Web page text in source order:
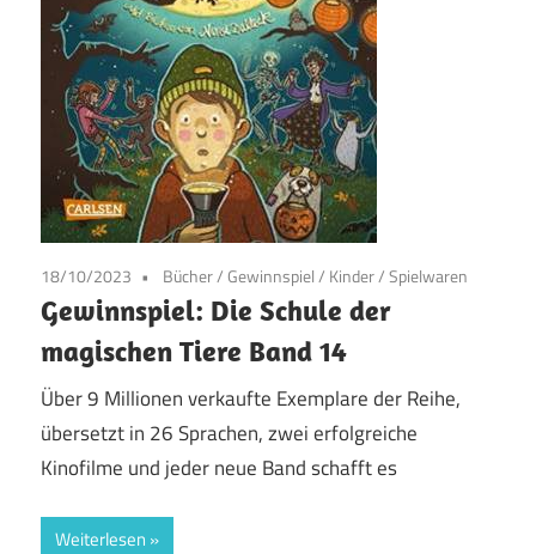
18/10/2023 Bücher/Gewinnspiel/ Kinder / Spielwaren
Gewinnspiel: Die Schule der
magischen Tiere Band 14
Über 9 Millionen verkaufte Exemplare der Reihe,
übersetzt in 26 Sprachen, zwei erfolgreiche
Kinofilme und jeder neue Band schafft es
Weiterlesen